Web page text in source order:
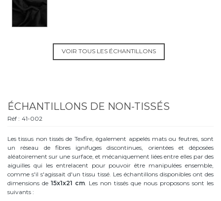
VOIR TOUS LES ÉCHANTILLONS
ÉCHANTILLONS DE NON-TISSÉS
Réf : 41-002
Les tissus non tissés de Texfire, également appelés mats ou feutres, sont
un réseau de fibres ignifuges discontinues, orientées et déposées
aléatoirement sur une surface, et mécaniquement liées entre elles par des
aiguilles qui les entrelacent pour pouvoir être manipulées ensemble,
comme s'il s'agissait d'un tissu tissé. Les échantillons disponibles ont des
dimensions de 15x1x21 cm. Les non tissés que nous proposons sont les
suivants :